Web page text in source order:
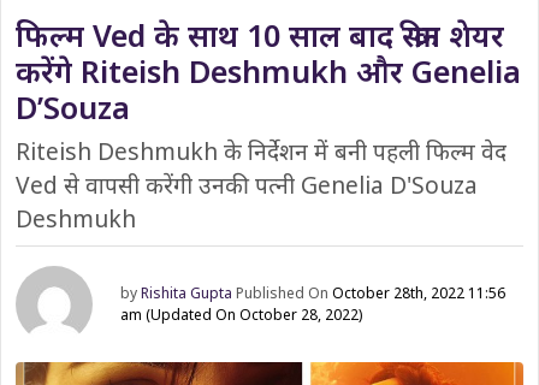
फिल्म Ved के साथ 10 साल बाद स्क्रीन शेयर
करेंगे Riteish Deshmukh और Genelia
D’Souza
Riteish Deshmukh के निर्देशन में बनी पहली फिल्म वेद
Ved से वापसी करेंगी उनकी पत्नी Genelia D'Souza
Deshmukh
byRishita Gupta Published OnOctober 28th, 2022 11:56
am(Updated On October 28, 2022)